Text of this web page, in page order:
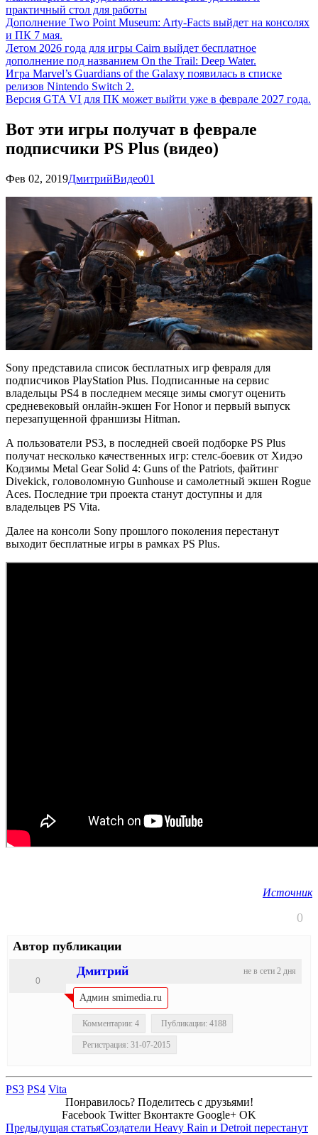
практичный стол для работы
Дополнение Two Point Museum: Arty-Facts выйдет на консолях
и ПК 7 мая.
Летом 2026 года для игры Cairn выйдет бесплатное
дополнение под названием On the Trail: Deep Water.
Игра Marvel’s Guardians of the Galaxy появилась в списке
релизов Nintendo Switch 2.
Версия GTA VI для ПК может выйти уже в феврале 2027 года.
Вот эти игры получат в феврале
подписчики PS Plus (видео)
Фев 02, 2019ДмитрийВидео01
Sony представила список бесплатных игр февраля для
подписчиков PlayStation Plus. Подписанные на сервис
владельцы PS4 в последнем месяце зимы смогут оценить
средневековый онлайн-экшен For Honor и первый выпуск
перезапущенной франшизы Hitman.
А пользователи PS3, в последней своей подборке PS Plus
получат несколько качественных игр: стелс-боевик от Хидэо
Кодзимы Metal Gear Solid 4: Guns of the Patriots, файтинг
Divekick, головоломную Gunhouse и самолетный экшен Rogue
Aces. Последние три проекта станут доступны и для
владельцев PS Vita.
Далее на консоли Sony прошлого поколения перестанут
выходит бесплатные игры в рамках PS Plus.
Источник
0
Автор публикации
не в сети 2 дня
Дмитрий
0
Админ smimedia.ru
Комментарии: 4 Публикации: 4188
Регистрация: 31-07-2015
PS3 PS4 Vita
Понравилось? Поделитесь с друзьями!
Facebook Twitter Вконтакте Google+ OK
Предыдущая статьяСоздатели Heavy Rain и Detroit перестанут